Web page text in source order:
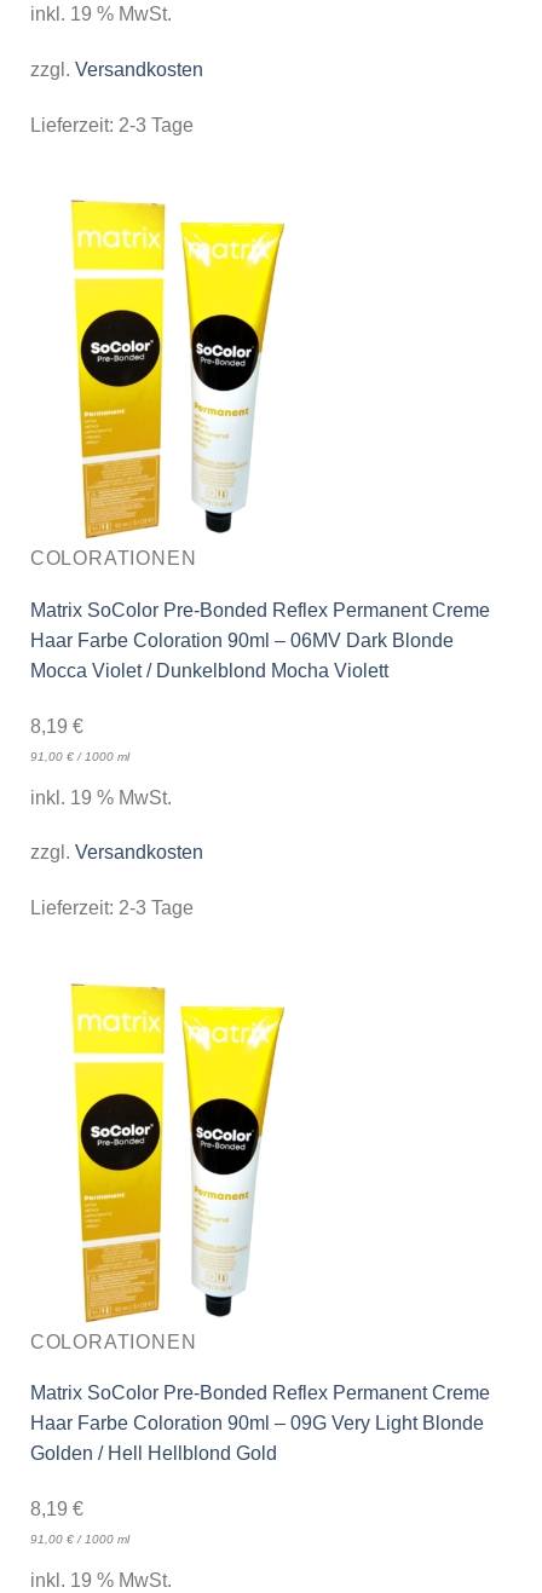
inkl. 19 % MwSt.
zzgl. Versandkosten
Lieferzeit: 2-3 Tage
COLORATIONEN
Matrix SoColor Pre-Bonded Reflex Permanent Creme
Haar Farbe Coloration 90ml – 06MV Dark Blonde
Mocca Violet / Dunkelblond Mocha Violett
8,19 €
91,00 €/ 1000 ml
inkl. 19 % MwSt.
zzgl. Versandkosten
Lieferzeit: 2-3 Tage
COLORATIONEN
Matrix SoColor Pre-Bonded Reflex Permanent Creme
Haar Farbe Coloration 90ml – 09G Very Light Blonde
Golden / Hell Hellblond Gold
8,19 €
91,00 €/ 1000 ml
inkl. 19 % MwSt.